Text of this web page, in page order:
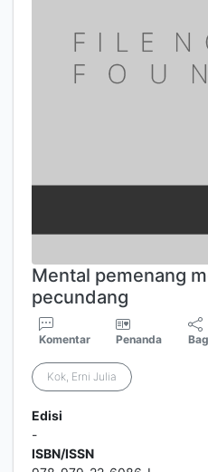
Mental pemenang
pecundang
Komentar Penanda
Kok, Erni Julia
Edisi
-
ISBN/ISSN